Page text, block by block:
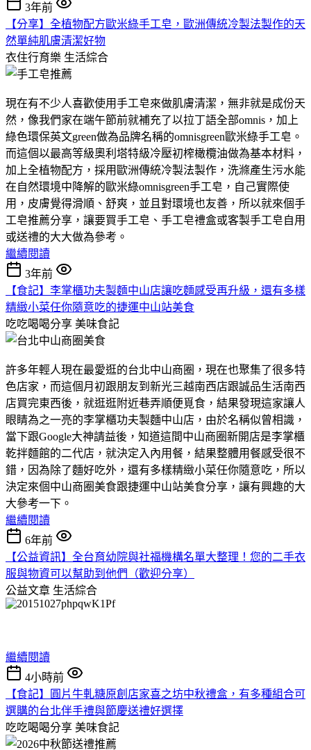
3年前
【分享】全植物配方歐米綠手工皂，歐洲傳統冷製法製作的天
然單純肌膚清潔好物
衣住行育樂 生活綜合
現在有不少人喜歡使用手工皂來做肌膚清潔，無非就是成份天
然，像我們家在端午節前就補充了以拉丁語全部omnis，加上
綠色環保英文green做為品牌名稱的omnisgreen歐米綠手工皂。
而這個以最高等級奧利塔特級冷壓初榨橄欖油做為基本材料，
加上全植物配方，採用歐洲傳統冷製法製作，洗滌產生污水能
在自然環境中降解的歐米綠omnisgreen手工皂，自己實際使
用，皮膚覺得滑順、舒爽，並且對環境也友善，所以就來個手
工皂推薦分享，讓要買手工皂、手工皂禮盒或客製手工皂自用
或送禮的大大做為參考。
繼續閱讀
3年前
【食記】李掌櫃功夫製麵中山店讓吃麵感受再升級，還有多樣
精緻小菜任你隨意吃的捷運中山站美食
吃吃喝喝分享 美味食記
許多年輕人現在最愛逛的台北中山商圈，現在也聚集了很多特
色店家，而這個月初跟朋友到新光三越南西店跟誠品生活南西
店買完東西後，就逛逛附近巷弄順便覓食，結果發現這家讓人
眼睛為之一亮的李掌櫃功夫製麵中山店，由於名稱似曾相識，
當下跟Google大神請益後，知道這間中山商圈新開店是李掌櫃
乾拌麵館的二代店，就決定入內用餐，結果整體用餐感受很不
錯，因為除了麵好吃外，還有多樣精緻小菜任你隨意吃，所以
決定來個中山商圈美食跟捷運中山站美食分享，讓有興趣的大
大參考一下。
繼續閱讀
6年前
【公益資訊】全台育幼院與社福機構名單大整理！您的二手衣
服與物資可以幫助到他們（歡迎分享）
公益文章 生活綜合
繼續閱讀
4小時前
【食記】圓片牛軋糖原創店家喜之坊中秋禮盒，有多種組合可
選購的台北伴手禮與節慶送禮好選擇
吃吃喝喝分享 美味食記